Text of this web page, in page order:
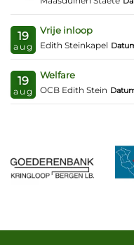
19
aug
Vrije inloop
Edith Steinkapel
19
aug
Welfare
OCB Edith Stein